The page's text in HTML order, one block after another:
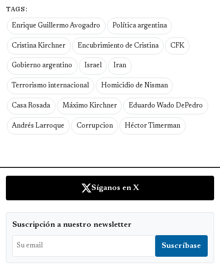
TAGS:
Enrique Guillermo Avogadro Política argentina
Cristina Kirchner Encubrimiento de Cristina CFK
Gobierno argentino Israel Iran
Terrorismo internacional Homicidio de Nisman
Casa Rosada Máximo Kirchner Eduardo Wado DePedro
Andrés Larroque Corrupcion Héctor Timerman
Síganos en X
Suscripción a nuestro newsletter